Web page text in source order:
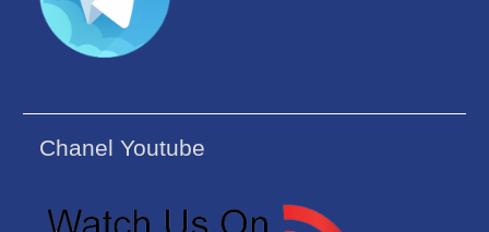
Chanel Youtube